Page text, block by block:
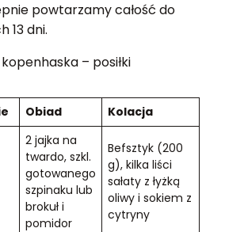
powtarzamy całość do
13 dni.
– posiłki
Obiad Kolacja
2 jajka na
twardo, szkl.
gotowanego
szpinaku lub
brokuł i
pomidor
Befsztyk (200
g), kilka liści
sałaty z łyżką
oliwy i sokiem z
cytryny